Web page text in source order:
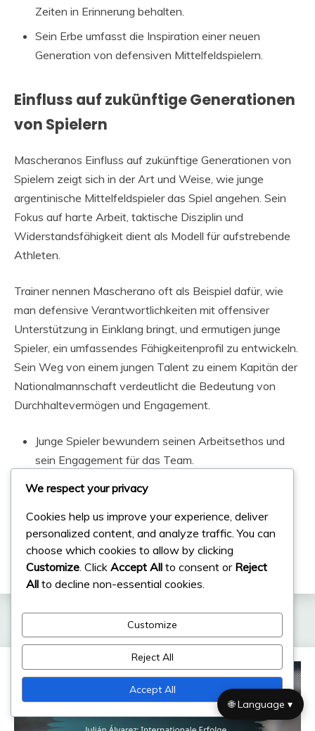
Zeiten in Erinnerung behalten.
Sein Erbe umfasst die Inspiration einer neuen
Generation von defensiven Mittelfeldspielern.
Einfluss auf zukünftige Generationen
von Spielern
Mascheranos Einfluss auf zukünftige Generationen von
Spielern zeigt sich in der Art und Weise, wie junge
argentinische Mittelfeldspieler das Spiel angehen. Sein
Fokus auf harte Arbeit, taktische Disziplin und
Widerstandsfähigkeit dient als Modell für aufstrebende
Athleten.
Trainer nennen Mascherano oft als Beispiel dafür, wie
man defensive Verantwortlichkeiten mit offensiver
Unterstützung in Einklang bringt, und ermutigen junge
Spieler, ein umfassendes Fähigkeitenprofil zu entwickeln.
Sein Weg von einem jungen Talent zu einem Kapitän der
Nationalmannschaft verdeutlicht die Bedeutung von
Durchhaltevermögen und Engagement.
Junge Spieler bewundern seinen Arbeitsethos und
sein Engagement für das Team.
Seine taktische Intelligenz ist ein zentraler Punkt in
Mascheranos Karriere dient als Blaupause für
aufstrebende defensive Mittelfeldspieler.
Related Posts
We respect your privacy
Cookies help us improve your experience, deliver
personalized content, and analyze traffic. You can
choose which cookies to allow by clicking
Customize . Click Accept All to consent or Reject
All to decline non-essential cookies.
Customize
Reject All
Accept All
🌐 Language ▾